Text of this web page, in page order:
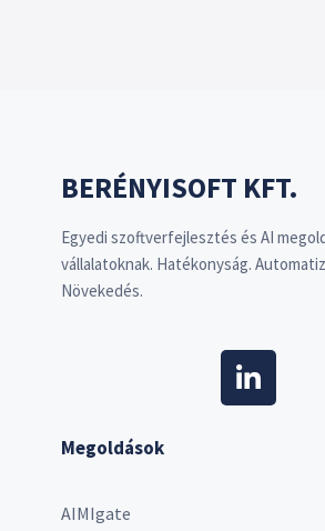
BERÉNYISOFT KFT.
Egyedi szoftverfejlesztés és AI
vállalatoknak. Hatékonyság.
Növekedés.
Megoldások
AIMIgate